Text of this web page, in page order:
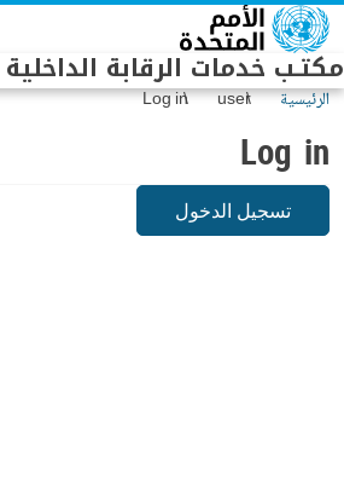
Skip to main content
مكتـب خدمات الرقابة الداخلية
الرئيسية user
Log in
Log in
تسجيل الدخول